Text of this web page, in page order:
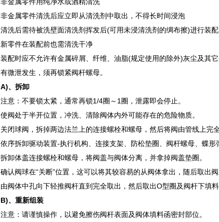
非金属零件用纯净水或酒精清洗
非金属零件清洗后应立即从清洗剂中取出，不得长时间浸泡
清洗后需待被洗壁面清洗剂挥发后(可用未浸清洗剂的绸布擦)进行装
新零件在装配前也需清洗干净
装配时应不允许有金属碎屑、纤维、油脂(规定使用的除外)灰尘及其
有微泄发生，须再锁紧阀杆螺母。
A)、拆卸
注意：不要锁太紧，通常再锁1/4圈～1圈，泄露即会停止。
使阀处于半开位置，冲洗、清除阀体内外可能存在的危险物质。
关闭球阀，拆掉两边法兰上的连接螺栓和螺母，然后将阀由管线上完全
依序拆卸驱动装置-执行机构、连接支架、防松垫圈、阀杆螺母、蝶形
拆卸体盖连接螺栓和螺母，将阀盖与阀体分离，并拿掉阀盖垫圈。
确认阀球在“关断”位置，这可以将其较容易的从阀体拿出，随后取出阀
由阀体中孔向下轻推阀杆直到完全取出，然后取出O型圈及阀杆下填料
B)、重新组装
注意：请谨慎操作，以避免擦伤阀杆表面及阀体填料函密封部位。